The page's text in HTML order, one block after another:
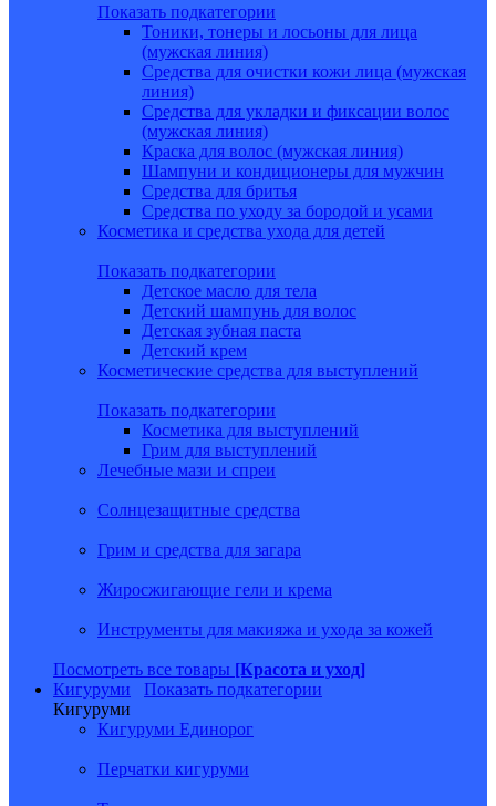
Показать подкатегории
Тоники, тонеры и лосьоны для лица
(мужская линия)
Средства для очистки кожи лица (мужская
линия)
Средства для укладки и фиксации волос
(мужская линия)
Краска для волос (мужская линия)
Шампуни и кондиционеры для мужчин
Средства для бритья
Средства по уходу за бородой и усами
Косметика и средства ухода для детей
Показать подкатегории
Детское масло для тела
Детский шампунь для волос
Детская зубная паста
Детский крем
Косметические средства для выступлений
Показать подкатегории
Косметика для выступлений
Грим для выступлений
Лечебные мази и спреи
Солнцезащитные средства
Грим и средства для загара
Жиросжигающие гели и крема
Инструменты для макияжа и ухода за кожей
Посмотреть все товары [Красота и уход]
Кигуруми
Показать подкатегории
Кигуруми
Кигуруми Единорог
Перчатки кигуруми